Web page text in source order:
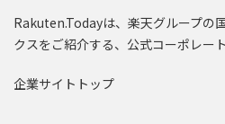
Rakuten.Todayは、楽天グループの
クスをご紹介する、公式コーポレー
企業サイトトップ